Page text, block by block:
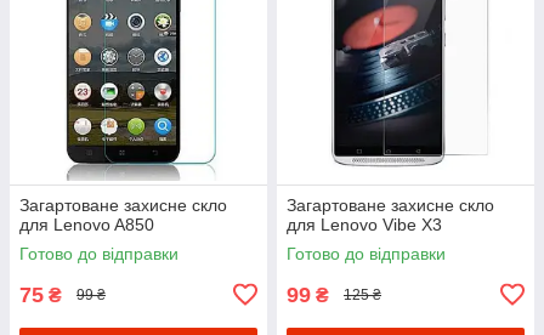
Загартоване захисне скло
для Lenovo A850
Готово до відправки
75 ₴ 99 ₴
Загартоване захисне скло
для Lenovo Vibe X3
Готово до відправки
99 ₴ 125 ₴